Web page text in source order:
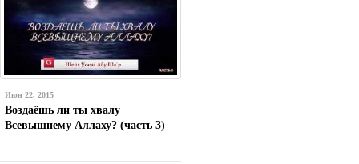
Июн 22, 2015
Воздаёшь ли ты хвалу
Всевышнему Аллаху? (часть 3)